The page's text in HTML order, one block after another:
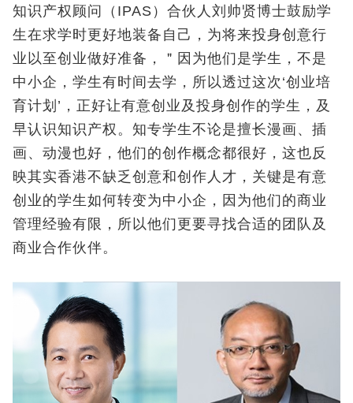
知识产权顾问（IPAS）合伙人刘帅贤博士鼓励学
生在求学时更好地装备自己，为将来投身创意行
业以至创业做好准备，＂因为他们是学生，不是
中小企，学生有时间去学，所以透过这次‘创业培
育计划’，正好让有意创业及投身创作的学生，及
早认识知识产权。知专学生不论是擅长漫画、插
画、动漫也好，他们的创作概念都很好，这也反
映其实香港不缺乏创意和创作人才，关键是有意
创业的学生如何转变为中小企，因为他们的商业
管理经验有限，所以他们更要寻找合适的团队及
商业合作伙伴。